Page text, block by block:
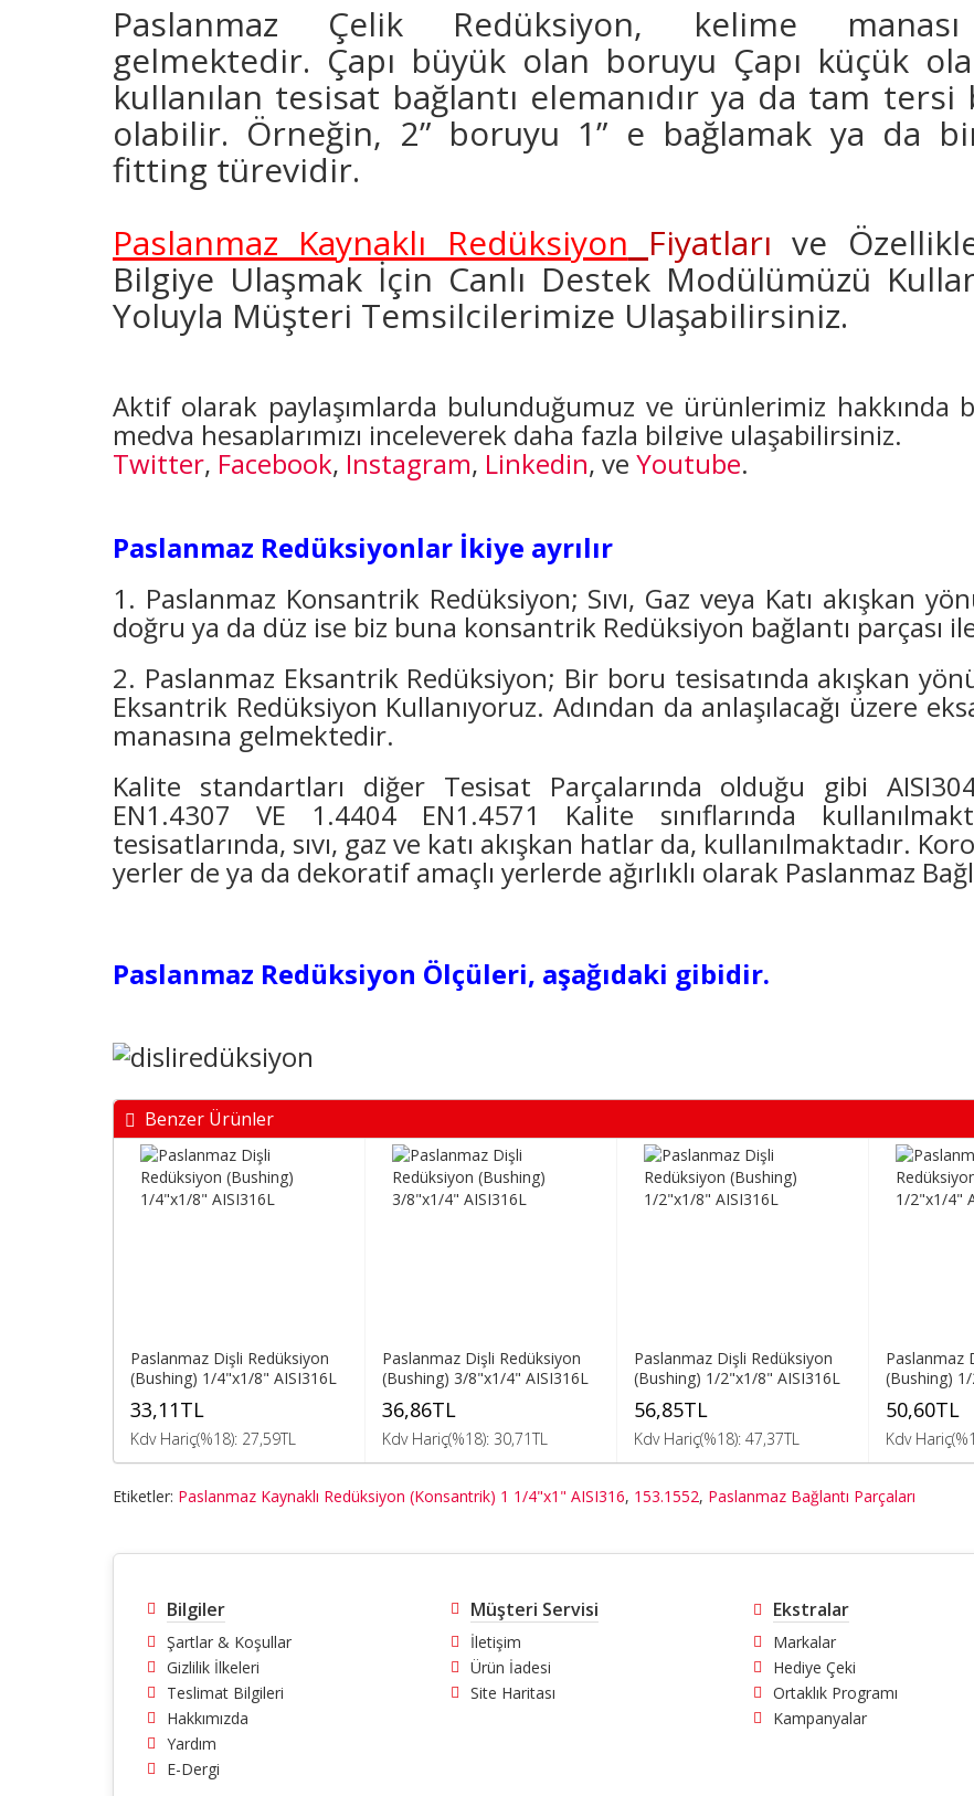
Paslanmaz Çelik Redüksiyon, kelime manası
gelmektedir. Çapı büyük olan boruyu Çapı küçük
kullanılan tesisat bağlantı elemanıdır ya da tam
olabilir. Örneğin, 2” boruyu 1” e bağlamak ya da
fitting türevidir.
Paslanmaz Kaynaklı Redüksiyon Fiyatları ve
Bilgiye Ulaşmak İçin Canlı Destek Modülümüzü
Yoluyla Müşteri Temsilcilerimize Ulaşabilirsiniz.
Aktif olarak paylaşımlarda bulunduğumuz ve ürünlerimiz hakkında
medya hesaplarımızı inceleyerek daha fazla bilgiye ulaşabilirsiniz.
Twitter, Facebook, Instagram, Linkedin, ve Youtube.
Paslanmaz Redüksiyonlar İkiye ayrılır
1. Paslanmaz Konsantrik Redüksiyon; Sıvı, Gaz veya Katı akışkan
doğru ya da düz ise biz buna konsantrik Redüksiyon bağlantı parçası
2. Paslanmaz Eksantrik Redüksiyon; Bir boru tesisatında akışkan
Eksantrik Redüksiyon Kullanıyoruz. Adından da anlaşılacağı üzere
manasına gelmektedir.
Kalite standartları diğer Tesisat Parçalarında olduğu gibi
EN1.4307 VE 1.4404 EN1.4571 Kalite sınıflarında
tesisatlarında, sıvı, gaz ve katı akışkan hatlar da, kullanılmaktadır.
yerler de ya da dekoratif amaçlı yerlerde ağırlıklı olarak Paslanmaz
Paslanmaz Redüksiyon Ölçüleri, aşağıdaki gibidir.
Benzer Ürünler
Paslanmaz Dişli Redüksiyon
(Bushing) 1/4"x1/8" AISI316L
33,11TL
Kdv Hariç(%18): 27,59TL
Paslanmaz Dişli Redüksiyon
(Bushing) 3/8"x1/4" AISI316L
36,86TL
Kdv Hariç(%18): 30,71TL
Paslanmaz Dişli Redüksiyon
(Bushing) 1/2"x1/8" AISI316L
56,85TL
Kdv Hariç(%18): 47,37TL
Paslanmaz
(Bushing)
50,60TL
Kdv
Etiketler: Paslanmaz Kaynaklı Redüksiyon (Konsantrik) 1 1/4"x1" AISI316, 153.1552, Paslanmaz Bağlantı Parçaları
Bilgiler
Şartlar & Koşullar
Gizlilik İlkeleri
Teslimat Bilgileri
Hakkımızda
Yardım
E-Dergi
Müşteri Servisi
İletişim
Ürün İadesi
Site Haritası
Ekstralar
Markalar
Hediye Çeki
Ortaklık Programı
Kampanyalar